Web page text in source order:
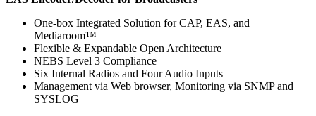
One-box Integrated Solution for CAP, EAS, and
Mediaroom™
Flexible & Expandable Open Architecture
NEBS Level 3 Compliance
Six Internal Radios and Four Audio Inputs
Management via Web browser, Monitoring via SNMP and
SYSLOG